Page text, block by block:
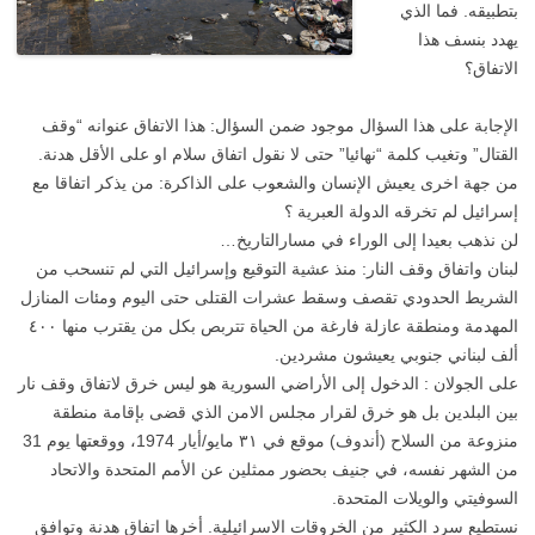
بتطبيقه. فما الذي
يهدد بنسف هذا
الاتفاق؟
الإجابة على هذا السؤال موجود ضمن السؤال: هذا الاتفاق عنوانه “وقف
القتال” وتغيب كلمة “نهائيا” حتى لا نقول اتفاق سلام او على الأقل هدنة.
من جهة اخرى يعيش الإنسان والشعوب على الذاكرة: من يذكر اتفاقا مع
إسرائيل لم تخرقه الدولة العبرية ؟
لن نذهب بعيدا إلى الوراء في مسارالتاريخ…
لبنان واتفاق وقف النار: منذ عشية التوقيع وإسرائيل التي لم تنسحب من
الشريط الحدودي تقصف وسقط عشرات القتلى حتى اليوم ومئات المنازل
المهدمة ومنطقة عازلة فارغة من الحياة تتربص بكل من يقترب منها ٤٠٠
ألف لبناني جنوبي يعيشون مشردين.
على الجولان : الدخول إلى الأراضي السورية هو ليس خرق لاتفاق وقف نار
بين البلدين بل هو خرق لقرار مجلس الامن الذي قضى بإقامة منطقة
منزوعة من السلاح (أندوف) موقع في ٣١ مايو/أيار 1974، ووقعتها يوم 31
من الشهر نفسه، في جنيف بحضور ممثلين عن الأمم المتحدة والاتحاد
السوفيتي والويلات المتحدة.
نستطيع سرد الكثير من الخروقات الاسرائيلية. أخرها اتفاق هدنة وتوافق